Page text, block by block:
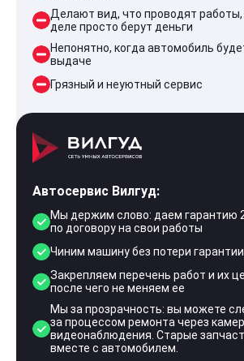
Делают вид, что проводят
деле просто берут деньги
Непонятно, когда автомобиль
выдаче
Грязный и неуютный сервис
Автосервис Вилгуд:
Мы держим слово: даем гарантию
по договору на свои работы
Чиним машину без потери гарантии
Закрепляем перечень работ и их
после чего не меняем ее
Мы за прозрачность: вы можете
за процессом ремонта через
видеонаблюдения. Старые
вместе с автомобилем.